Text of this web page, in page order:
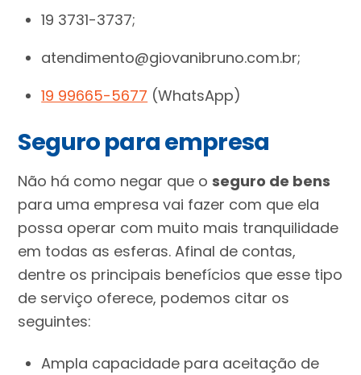
19 3731-3737;
atendimento@giovanibruno.com.br;
19 99665-5677 (WhatsApp)
Seguro para empresa
Não há como negar que oseguro de bens
para uma empresa vai fazer com que ela
possa operar com muito mais tranquilidade
em todas as esferas. Afinal de contas,
dentre os principais benefícios que esse tipo
de serviço oferece, podemos citar os
seguintes:
Ampla capacidade para aceitação de